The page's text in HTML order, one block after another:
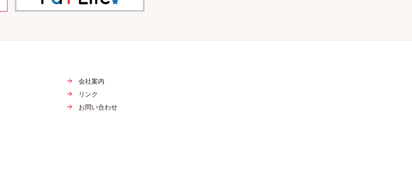
会社案内
リンク
お問い合わせ